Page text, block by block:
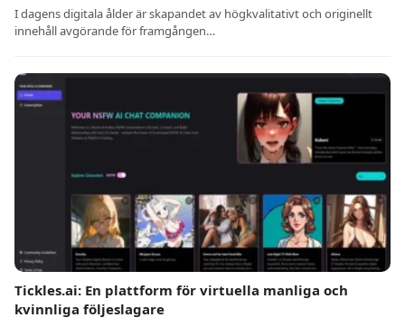
I dagens digitala ålder är skapandet av högkvalitativt och originellt
innehåll avgörande för framgången…
Tickles.ai: En plattform för virtuella manliga och
kvinnliga följeslagare